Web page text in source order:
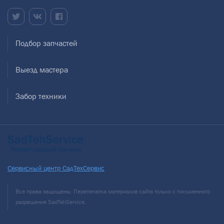
Подбор запчастей
Выезд мастера
Забор техники
Сервисный центр СадТехСервис
Все права защищены. Перепечатка материалов сайта только с письменного
разрешения SadTehService.